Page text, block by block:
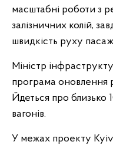
масштабні роботи з
залізничних колій,
швидкість руху
Міністр
програма оновлення
Йдеться про близько
вагонів.
У межах проекту